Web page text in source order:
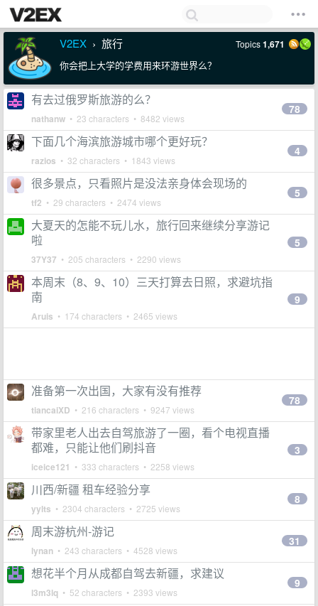
V2EX › 旅行 Topics1,671
你会把上大学的学费用来环游世界么？
有去过俄罗斯旅游的么？
nathanw • 23 characters • 8482 views
78
下面几个海滨旅游城市哪个更好玩？
razios • 32 characters • 1843 views
4
很多景点，只看照片是没法亲身体会现场的
tf2 • 29 characters • 2474 views
5
大夏天的怎能不玩儿水，旅行回来继续分享游记
啦
37Y37 • 205 characters • 2290 views
5
本周末（8、9、10）三天打算去日照，求避坑指
南
Aruis • 174 characters • 2465 views
9
准备第一次出国，大家有没有推荐
tiancaiXD • 216 characters • 9247 views
78
带家里老人出去自驾旅游了一圈，看个电视直播
都难，只能让他们刷抖音
iceice121 • 333 characters • 2258 views
3
川西/新疆 租车经验分享
yylts • 2304 characters • 2725 views
8
周末游杭州-游记
lynan • 243 characters • 4528 views
31
想花半个月从成都自驾去新疆，求建议
l3m3lq • 52 characters • 2393 views
9